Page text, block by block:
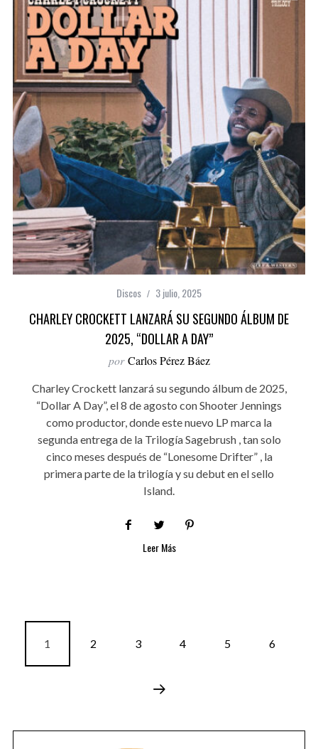
Discos 3 julio, 2025
CHARLEY CROCKETT LANZARÁ SU SEGUNDO ÁLBUM DE
2025, “DOLLAR A DAY”
por Carlos Pérez Báez
Charley Crockett lanzará su segundo álbum de 2025,
“Dollar A Day”, el 8 de agosto con Shooter Jennings
como productor, donde este nuevo LP marca la
segunda entrega de la Trilogía Sagebrush , tan solo
cinco meses después de “Lonesome Drifter” , la
primera parte de la trilogía y su debut en el sello
Island.
Leer Más
1 2 3 4 5 6